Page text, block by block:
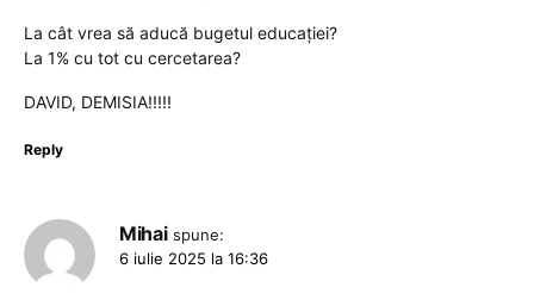
La cât vrea să aducă bugetul educației?
La 1% cu tot cu cercetarea?
DAVID, DEMISIA!!!!!
Reply
Mihai spune:
6 iulie 2025 la 16:36